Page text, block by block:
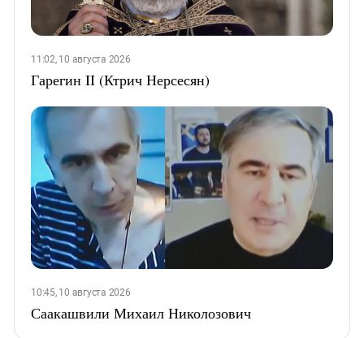
11:02, 10 августа 2026
Гарегин II (Ктрич Нерсесян)
10:45, 10 августа 2026
Саакашвили Михаил Николозович